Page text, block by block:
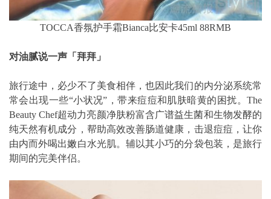
TOCCA香氛护手霜Bianca比安卡45ml 88RMB
对油腻说一声「拜拜」
旅行途中，必少不了美食相伴，也因此我们的内分泌系统常
常会出现一些“小状况”，带来痘痘和肌肤暗黄的困扰。The
Beauty Chef超动力亮颜净肤粉富含广谱益生菌和生物发酵的
纯天然有机成分，帮助高效改善肠道健康，击退痘痘，让你
由内而外喝出嫩白水光肌。辅以其小巧的分袋包装，是旅行
期间的完美伴侣。